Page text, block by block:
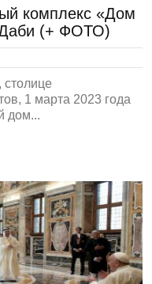
комплекс «Дом
(+ ФОТО)
1 марта 2023 года
дом...